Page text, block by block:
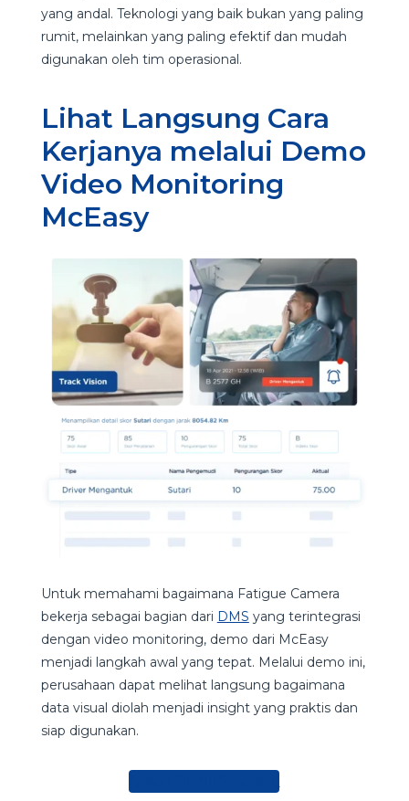
yang andal. Teknologi yang baik bukan yang paling
rumit, melainkan yang paling efektif dan mudah
digunakan oleh tim operasional.
Lihat Langsung Cara
Kerjanya melalui Demo
Video Monitoring
McEasy
Untuk memahami bagaimana Fatigue Camera
bekerja sebagai bagian dari DMS yang terintegrasi
dengan video monitoring, demo dari McEasy
menjadi langkah awal yang tepat. Melalui demo ini,
perusahaan dapat melihat langsung bagaimana
data visual diolah menjadi insight yang praktis dan
siap digunakan.